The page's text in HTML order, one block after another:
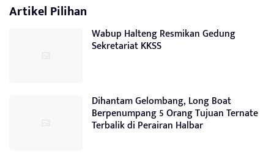
Artikel Pilihan
Wabup Halteng Resmikan Gedung
Sekretariat KKSS
Dihantam Gelombang, Long Boat
Berpenumpang 5 Orang Tujuan Ternate
Terbalik di Perairan Halbar